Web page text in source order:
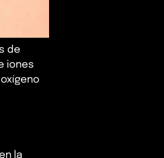
de
iones
la